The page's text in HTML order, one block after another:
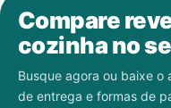
Compare
cozinha no
Busque agora ou baixe
de entrega e formas de